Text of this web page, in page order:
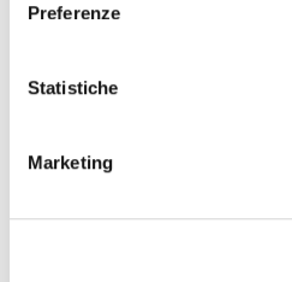
Preferenze
Statistiche
Marketing